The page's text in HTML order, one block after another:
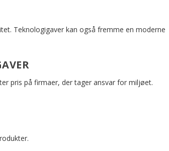
Teknologigaver kan også fremme en moderne
pris på firmaer, der tager ansvar for miljøet.